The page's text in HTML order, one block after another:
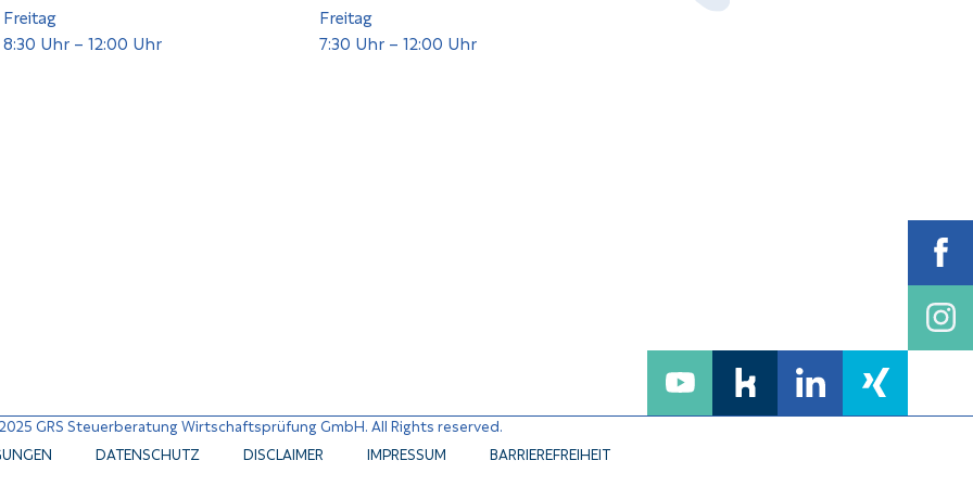
Freitag
8:30 Uhr – 12:00 Uhr
Freitag
7:30 Uhr – 12:00 Uhr
GRS Steuerberatung Wirtschaftsprüfung GmbH. All Rights reserved.
DATENSCHUTZ DISCLAIMER IMPRESSUM BARRIEREFREIHEIT